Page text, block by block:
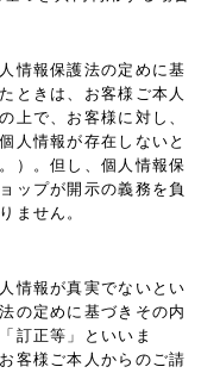
情報保護法の定めに基
ときは、お客様ご本人
上で、お客様に対し、
人情報が存在しないと
）。但し、個人情報保
ップが開示の義務を負
ません。
情報が真実でないとい
の定めに基づきその内
訂正等」といいま
客様ご本人からのご請